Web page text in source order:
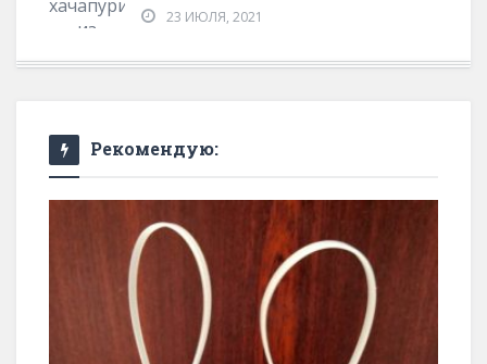
23 ИЮЛЯ, 2021
Рекомендую: